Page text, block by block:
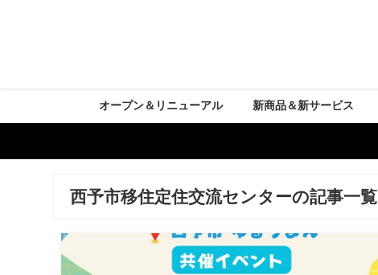
オープン＆リニューアル 新商品＆新サービス
西予市移住定住交流センターの記事一覧